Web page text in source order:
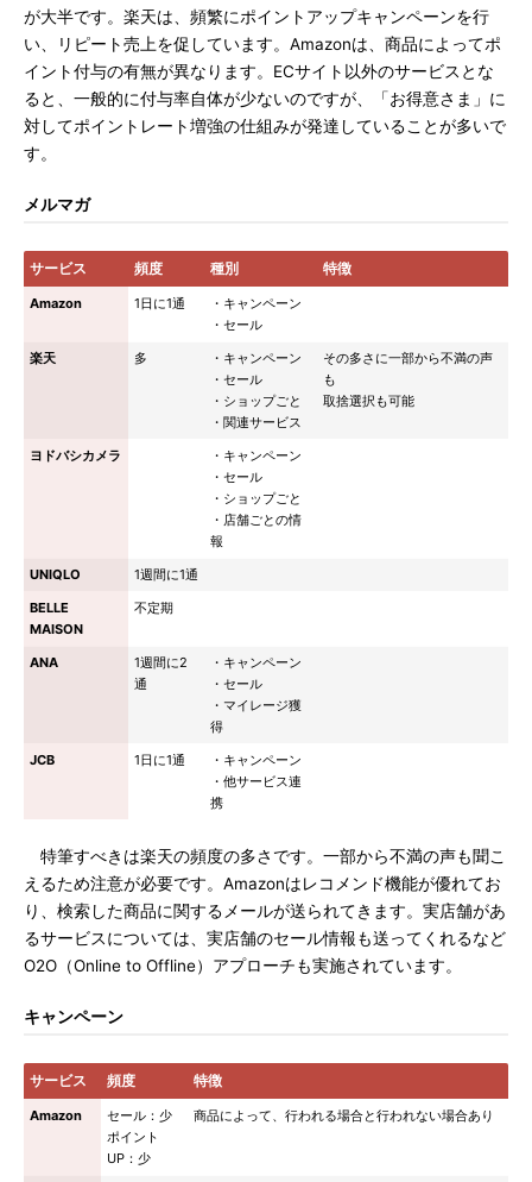
が大半です。楽天は、頻繁にポイントアップキャンペーンを行
い、リピート売上を促しています。Amazonは、商品によってポ
イント付与の有無が異なります。ECサイト以外のサービスとな
ると、一般的に付与率自体が少ないのですが、「お得意さま」に
対してポイントレート増強の仕組みが発達していることが多いで
す。
メルマガ
サービス 頻度 種別 特徴
Amazon 1日に1通
・キャンペーン
・セール
楽天
多
・キャンペーン
・セール
・ショップごと
・関連サービス
その多さに一部から不満の声
も
取捨選択も可能
ヨドバシカメラ
・キャンペーン
・セール
・ショップごと
・店舗ごとの情
報
UNIQLO
1週間に1通
BELLE
MAISON
不定期
ANA
1週間に2
通
・キャンペーン
・セール
・マイレージ獲
得
JCB
1日に1通
・キャンペーン
・他サービス連
携
特筆すべきは楽天の頻度の多さです。一部から不満の声も聞こ
えるため注意が必要です。Amazonはレコメンド機能が優れてお
り、検索した商品に関するメールが送られてきます。実店舗があ
るサービスについては、実店舗のセール情報も送ってくれるなど
O2O（Online to Offline）アプローチも実施されています。
キャンペーン
サービス 頻度 特徴
Amazon
セール：少
ポイント
UP：少
商品によって、行われる場合と行われない場合あり